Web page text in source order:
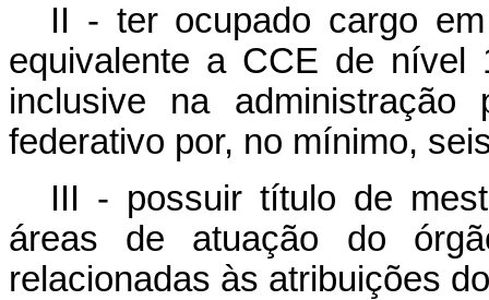
II - ter ocupado cargo
equivalente a CCE de nível
inclusive na administração
federativo por, no mínimo,
III - possuir título de
áreas de atuação do
relacionadas às atribuições